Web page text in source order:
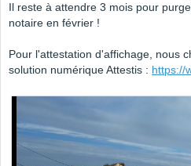
Il reste à attendre 3 mois pour
notaire en février !
Pour l'attestation d'affichage, nous
solution numérique Attestis : https://